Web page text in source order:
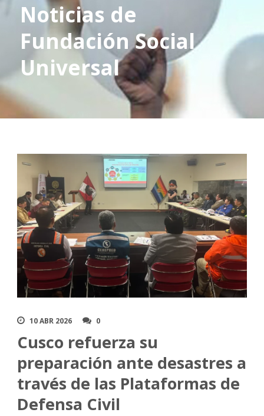
Noticias de
Fundación Social
Universal
10 ABR 2026 0
Cusco refuerza su
preparación ante desastres a
través de las Plataformas de
Defensa Civil